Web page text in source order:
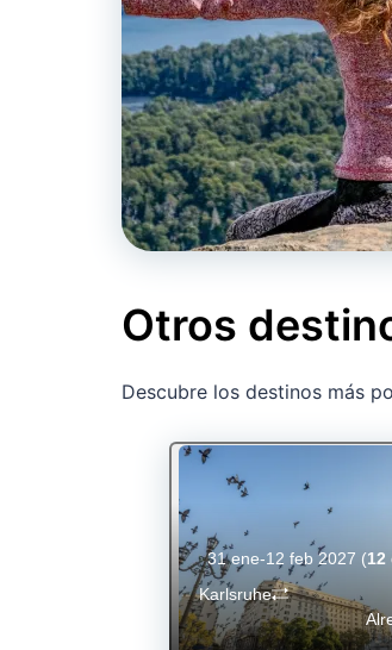
Otros
Descubre los destinos más
Karlsruhe
31 ene-12 feb 2027 (12